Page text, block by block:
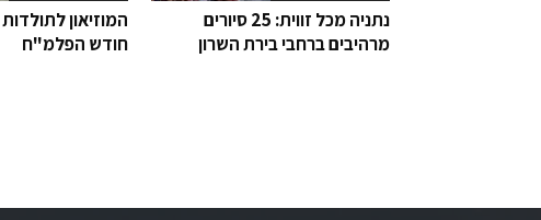
המוזיאון
חודש הפלמ"ח
נתניה מכל זווית: 25 סיורים
מרהיבים ברחבי בירת השרון